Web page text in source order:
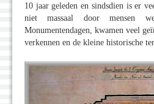
10 jaar geleden en sindsdien is er
niet massaal door mensen
Monumentendagen, kwamen veel
verkennen en de kleine historische